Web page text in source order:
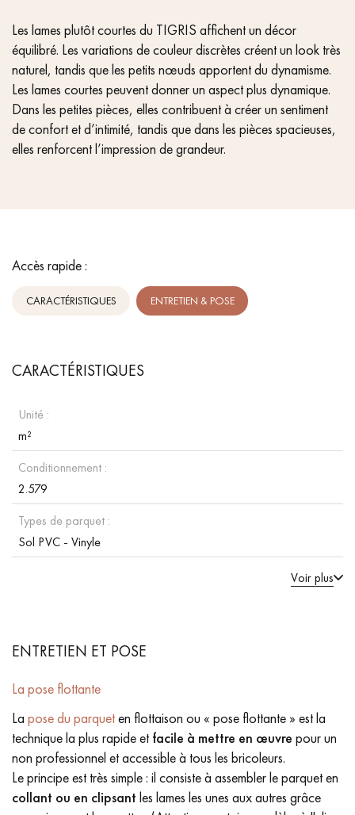
Les lames plutôt courtes du TIGRIS affichent un décor
équilibré. Les variations de couleur discrètes créent un look très
naturel, tandis que les petits nœuds apportent du dynamisme.
Les lames courtes peuvent donner un aspect plus dynamique.
Dans les petites pièces, elles contribuent à créer un sentiment
de confort et d’intimité, tandis que dans les pièces spacieuses,
elles renforcent l’impression de grandeur.
Accès rapide :
CARACTÉRISTIQUES ENTRETIEN & POSE
CARACTÉRISTIQUES
Unité :
m²
Conditionnement :
2.579
Types de parquet :
Sol PVC - Vinyle
Voir plus
ENTRETIEN ET POSE
La pose flottante
La pose du parqueten flottaison ou « pose flottante » est la
technique la plus rapide et facile à mettre en œuvre pour un
non professionnel et accessible à tous les bricoleurs.
Le principe est très simple : il consiste à assembler le parquet en
collant ou en clipsant les lames les unes aux autres grâce